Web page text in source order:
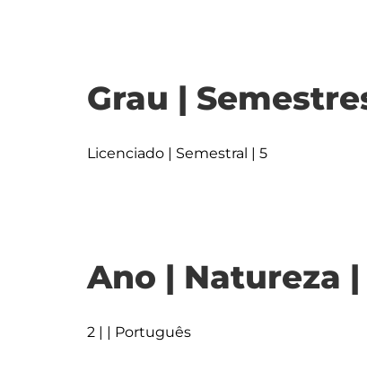
Grau |
Licenciado | Semestral | 5
Ano | Natureza
2 | | Português